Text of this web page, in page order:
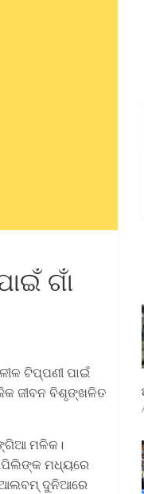
ଗାଁ
ଟିପ୍ପଣୀ ପାଇଁ
ଜୀବନ ବିଶୃଙ୍ଖଳିତ
ମଳିକ।
ମଧ୍ୟରେ
ଆଲବମ୍ ଦୁନିଆରେ